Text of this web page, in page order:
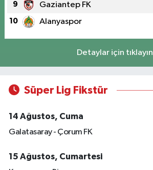
9 Gaziantep FK
10 Alanyaspor
Detaylar için tıklayın
Süper Lig Fikstür
14 Ağustos, Cuma
Galatasaray - Çorum FK
15 Ağustos, Cumartesi